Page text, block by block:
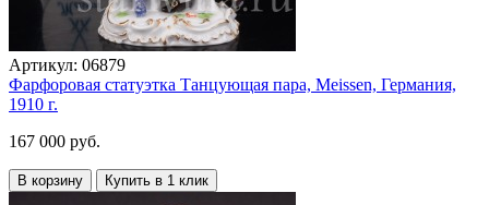
Артикул: 06879
Фарфоровая статуэтка Танцующая пара, Meissen, Германия,
1910 г.
167 000 руб.
В корзину Купить в 1 клик